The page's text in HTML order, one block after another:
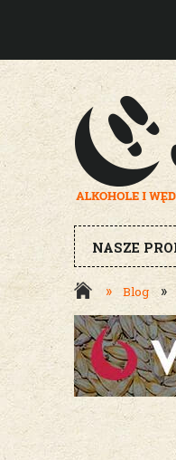
NASZE
» Blog »